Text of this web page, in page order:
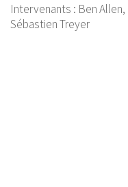
Intervenants : Ben Allen,
Sébastien Treyer